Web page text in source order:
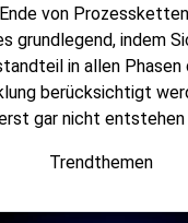
von
grundlegend, indem
in allen Phasen
berücksichtigt
gar nicht entstehen
Trendthemen